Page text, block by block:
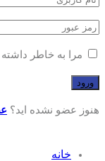
مرا به خاطر
هنوز عضو نشده اید؟
خانه